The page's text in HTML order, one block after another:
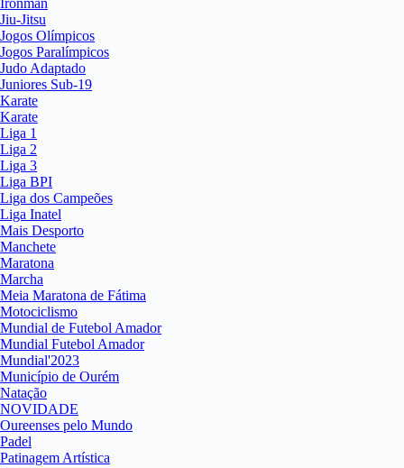
Ironman
Jiu-Jitsu
Jogos Olímpicos
Jogos Paralímpicos
Judo Adaptado
Juniores Sub-19
Karate
Karate
Liga 1
Liga 2
Liga 3
Liga BPI
Liga dos Campeões
Liga Inatel
Mais Desporto
Manchete
Maratona
Marcha
Meia Maratona de Fátima
Motociclismo
Mundial de Futebol Amador
Mundial Futebol Amador
Mundial'2023
Município de Ourém
Natação
NOVIDADE
Oureenses pelo Mundo
Padel
Patinagem Artística